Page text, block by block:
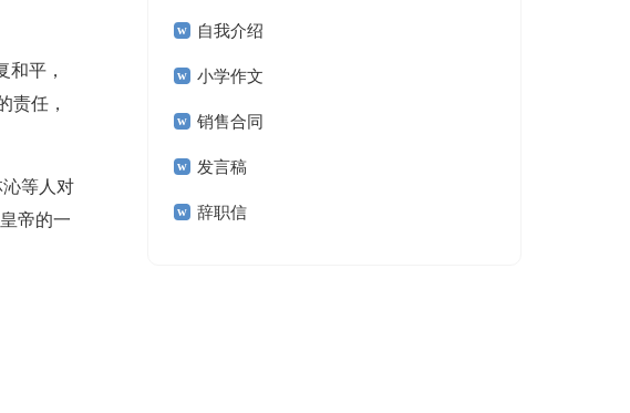
平，
责任，
等人对
帝的一
自我介绍
小学作文
销售合同
发言稿
辞职信